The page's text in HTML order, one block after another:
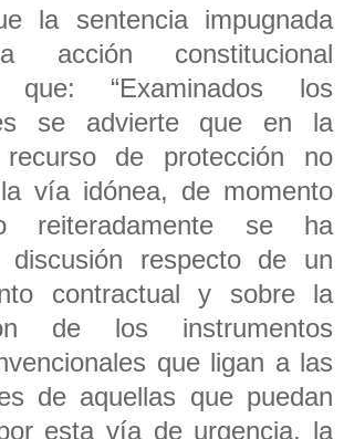
la sentencia impugnada
acción constitucional
que: “Examinados los
se advierte que en la
de protección no
vía idónea, de momento
reiteradamente se ha
discusión respecto de un
contractual y sobre la
de los instrumentos
que ligan a las
de aquellas que puedan
esta vía de urgencia, la